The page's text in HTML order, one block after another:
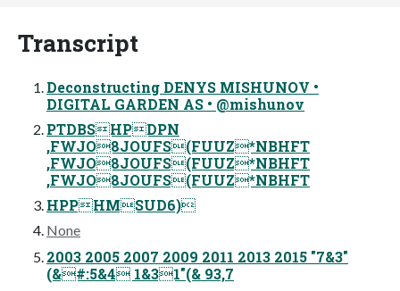
Transcript
Deconstructing DENYS MISHUNOV •
DIGITAL GARDEN AS • @mishunov
PTDBSHPDPN
,FWJO8JOUFS(FUUZ*NBHFT
,FWJO8JOUFS(FUUZ*NBHFT
,FWJO8JOUFS(FUUZ*NBHFT
HPPHMSUD6)
None
2003 2005 2007 2009 2011 2013 2015 "7&3"
(&#:5&4 1&31"(& 93,7